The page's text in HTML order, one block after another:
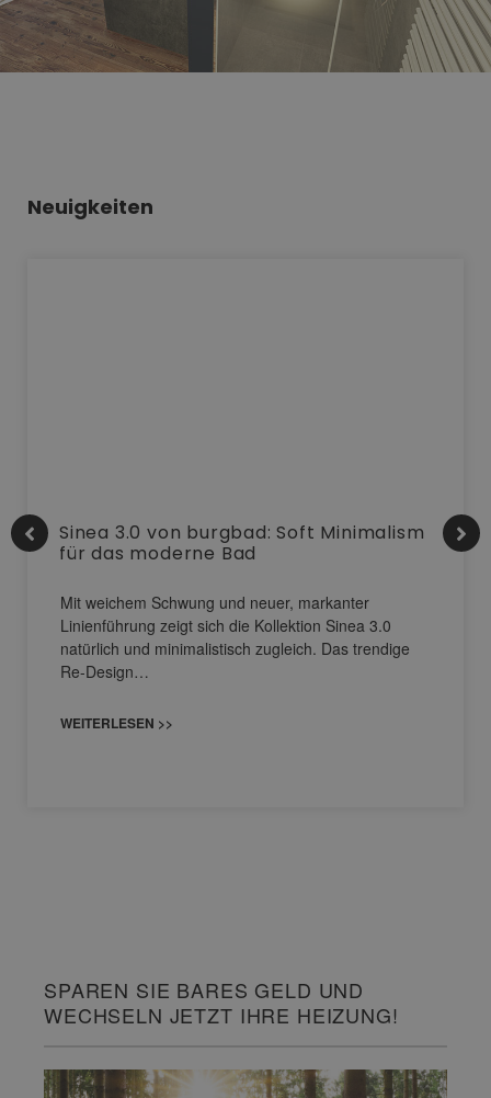
Neuigkeiten
Sinea 3.0 von burgbad: Soft Minimalism
für das moderne Bad
Mit weichem Schwung und neuer, markanter
Linienführung zeigt sich die Kollektion Sinea 3.0
natürlich und minimalistisch zugleich. Das trendige
Re-Design…
WEITERLESEN >>
SPAREN SIE BARES GELD UND
WECHSELN JETZT IHRE HEIZUNG!